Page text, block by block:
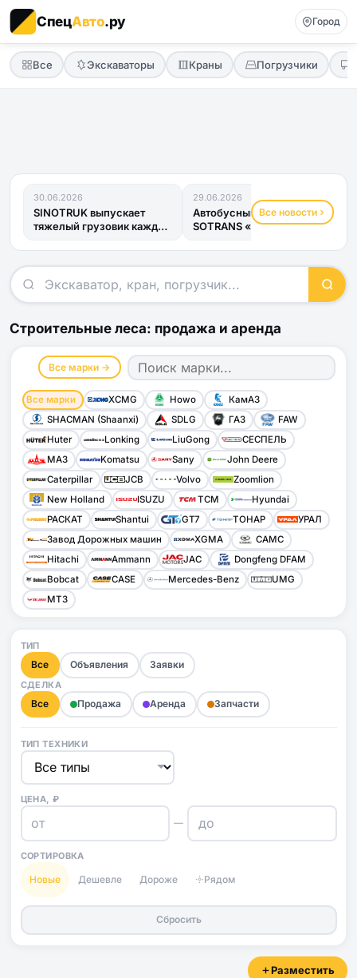
СпецАвто.ру Город
Все Экскаваторы Краны Погрузчики
30.06.2026
SINOTRUK выпускает
тяжелый грузовик каждые
29.06.2026
Автобусный прицеп
SOTRANS «Хвост
и готов к...
Все новости
Строительные леса: продажа и аренда
Все марки →
Все марки XCMG Howo
КамАЗ
SHACMAN (Shaanxi)
SDLG ГАЗ
FAW
Huter
Lonking LiuGong
СЕСПЕЛЬ
МАЗ
Komatsu Sany
John Deere
Caterpillar
JCB Volvo
Zoomlion
New Holland
ISUZU TCM
Hyundai
РАСКАТ
Shantui GT7 ТОНАР
УРАЛ
Завод Дорожных машин
XGMA
CAMC
Hitachi
Ammann JAC
Dongfeng DFAM
Bobcat
CASE Mercedes-Benz
UMG
МТЗ
ТИП
Все Объявления Заявки
СДЕЛКА
Все Продажа Аренда Запчасти
ТИП ТЕХНИКИ
ЦЕНА, ₽
—
СОРТИРОВКА
Новые Дешевле Дороже Рядом
Сбросить
Разместить